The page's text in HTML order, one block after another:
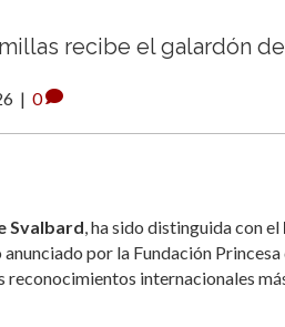
recibe el galardón
| 0
Svalbard, ha sido distinguida con el
por la Fundación
reconocimientos internacionales